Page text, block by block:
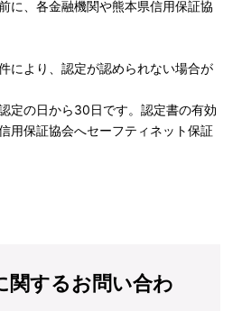
に、各金融機関や熊本県信用保証協
により、認定が認められない場合が
定の日から30日です。認定書の有効
用保証協会へセーフティネット保証
関するお問い合わ